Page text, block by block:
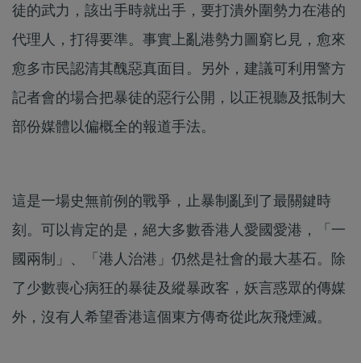
徒的武力，該出手時就出手，要打潰外圍勢力在港的
代理人，打得要準。事實上亂港勢力圖窮匕見，愈來
愈多市民認清其醜惡真面目。另外，建議可利用警方
記者會的場合把暴徒的惡行公開，以正視聽及抵制大
部份媒體以偏概全的報道手法。
這是一場史無前例的戰爭，止暴制亂到了最關鍵時
刻。可以肯定的是，絕大多數香港人愛國愛港，「一
國兩制」、「港人治港」仍然是社會的最大基石。除
了少數喪心病狂的暴徒及縱暴政客，妖言惑眾的傳媒
外，沒有人希望香港這個東方傳奇從此灰飛煙滅。